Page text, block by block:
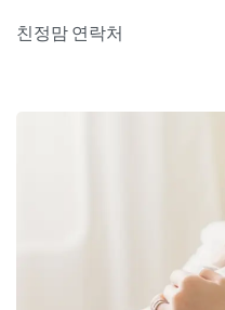
친정맘 연락처